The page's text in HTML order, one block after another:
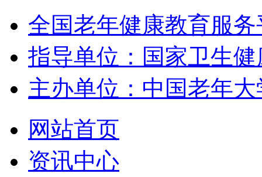
全国老年健康教育服务
指导单位：国家卫生
主办单位：中国老年
网站首页
资讯中心